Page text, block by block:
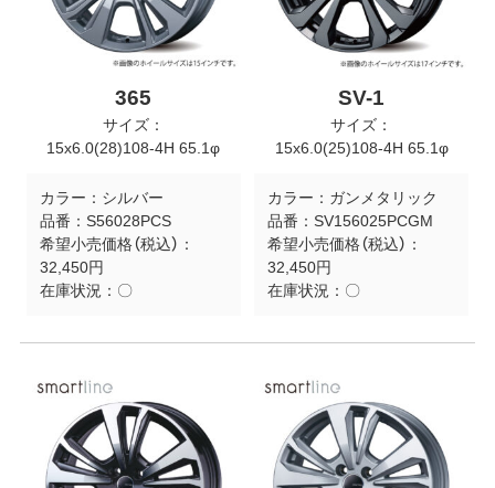
365
サイズ：
15x6.0(28)108-4H 65.1φ
カラー： シルバー
品番： S56028PCS
希望小売価格（税込）：
32,450円
在庫状況： 〇
SV-1
サイズ：
15x6.0(25)108-4H 65.1φ
カラー： ガンメタリック
品番： SV156025PCGM
希望小売価格（税込）：
32,450円
在庫状況： 〇